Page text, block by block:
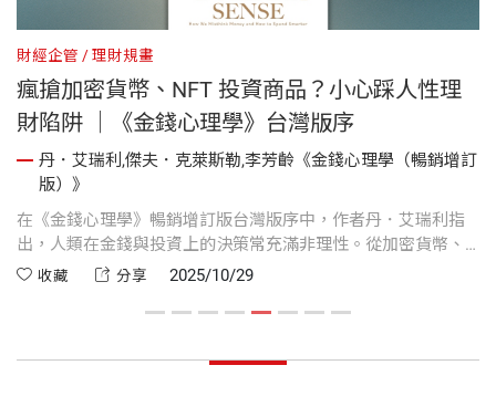
財經企管 理財規畫
瘋搶加密貨幣、NFT 投資商品？小心踩人性理
財陷阱 ｜《金錢心理學》台灣版序
丹．艾瑞利,傑夫．克萊斯勒,李芳齡《金錢心理學（暢銷增訂
版）》
在《金錢心理學》暢銷增訂版台灣版序中，作者丹．艾瑞利指
出，人類在金錢與投資上的決策常充滿非理性。從加密貨幣、
比特幣到NFT投資熱潮，許多人即使屢次蒙受損失，仍容易重蹈
以「古典瑞士刀」比喻人類心智，說明我們的決策工具是在遠
境。這篇序文希望幫助讀者理解理財錯誤背後的心理原因，並
收藏 分享 2025/10/29